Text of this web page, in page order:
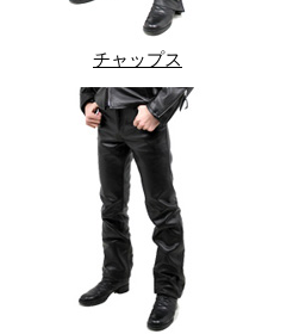
チャップス